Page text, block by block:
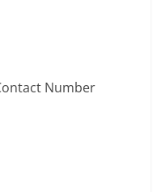
Number